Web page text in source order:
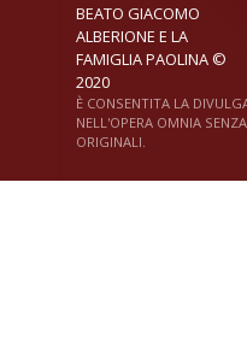
BEATO GIACOMO
ALBERIONE E LA
FAMIGLIA PAOLINA ©
2020
È CONSENTITA LA
NELL'OPERA OMNIA
ORIGINALI.